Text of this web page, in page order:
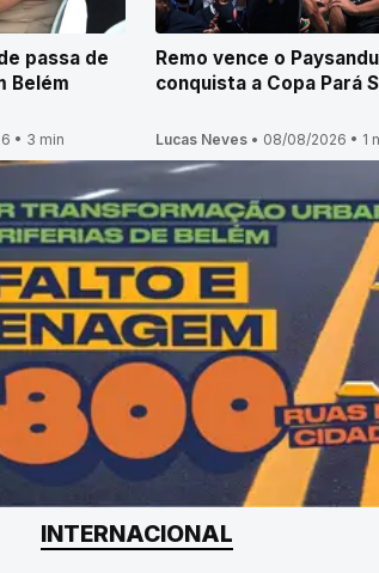
passa de
Belém
• 3 min
Remo vence o
conquista a Copa Pará
Lucas Neves• 08/08/2026 • 1
INTERNACIONAL